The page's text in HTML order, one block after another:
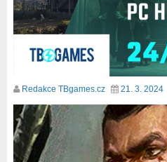
Redakce TBgames.cz 21. 3. 2024